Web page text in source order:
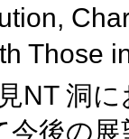
Those
NT 洞
今後の